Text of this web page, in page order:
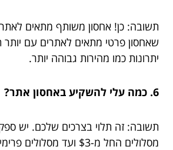
תשובה: כן! אחסון משותף מתאים
שאחסון פרטי מתאים לאתרים עם יותר
יתרונות כמו מהירות גבוהה יותר.
6. כמה עלי להשקיע באחסון אתר?
תשובה: זה תלוי בצרכים שלכם. יש
מסלולים החל מ-$3 ועד